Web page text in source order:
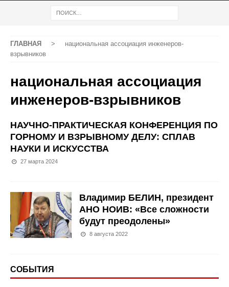
ГЛАВНАЯ >
национальная ассоциация инженеров-
взрывников
национальная ассоциация
инженеров-взрывников
НАУЧНО-ПРАКТИЧЕСКАЯ КОНФЕРЕНЦИЯ ПО
ГОРНОМУ И ВЗРЫВНОМУ ДЕЛУ: СПЛАВ
НАУКИ И ИСКУССТВА
27 марта 2024
Владимир БЕЛИН, президент
АНО НОИВ: «Все сложности
будут преодолены»
8 августа 2022
СОБЫТИЯ